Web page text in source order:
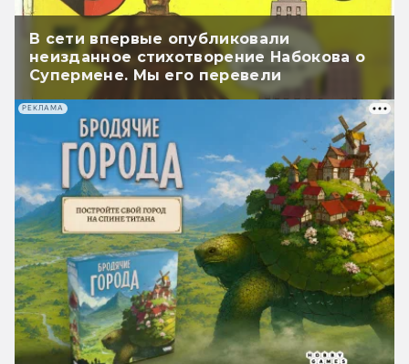
В сети впервые опубликовали
неизданное стихотворение Набокова о
Супермене. Мы его перевели
РЕКЛАМА